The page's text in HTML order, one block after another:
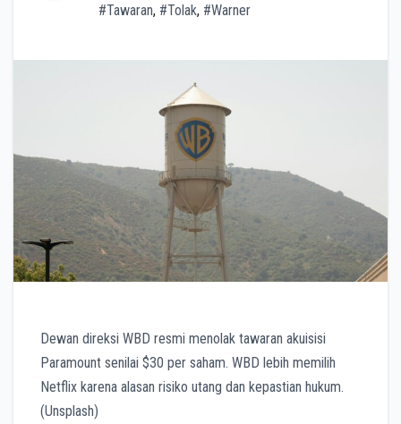
#Tawaran, #Tolak, #Warner
Dewan direksi WBD resmi menolak tawaran akuisisi
Paramount senilai $30 per saham. WBD lebih memilih
Netflix karena alasan risiko utang dan kepastian hukum.
(Unsplash)